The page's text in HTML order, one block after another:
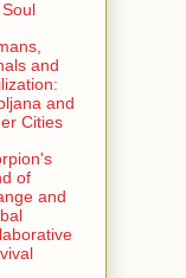
and
and
Cities
of
and